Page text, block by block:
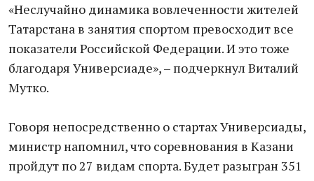
«Неслучайно динамика вовлеченности жителей
Татарстана в занятия спортом превосходит все
показатели Российской Федерации. И это тоже
благодаря Универсиаде», – подчеркнул Виталий
Мутко.
Говоря непосредственно о стартах Универсиады,
министр напомнил, что соревнования в Казани
пройдут по 27 видам спорта. Будет разыгран 351